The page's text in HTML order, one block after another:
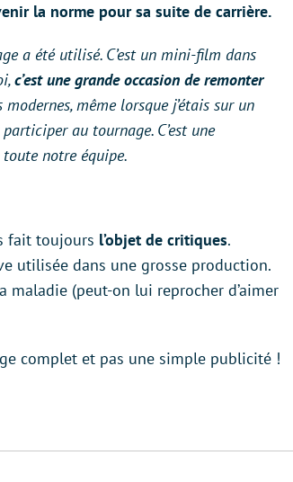
la norme pour sa suite de carrière.
a été utilisé. C’est un mini-film dans
c’est une grande occasion de remonter
même lorsque j’étais sur un
au tournage. C’est une
toute notre équipe.
fait toujours l’objet de critiques.
utilisée dans une grosse production.
(peut-on lui reprocher d’aimer
complet et pas une simple publicité !